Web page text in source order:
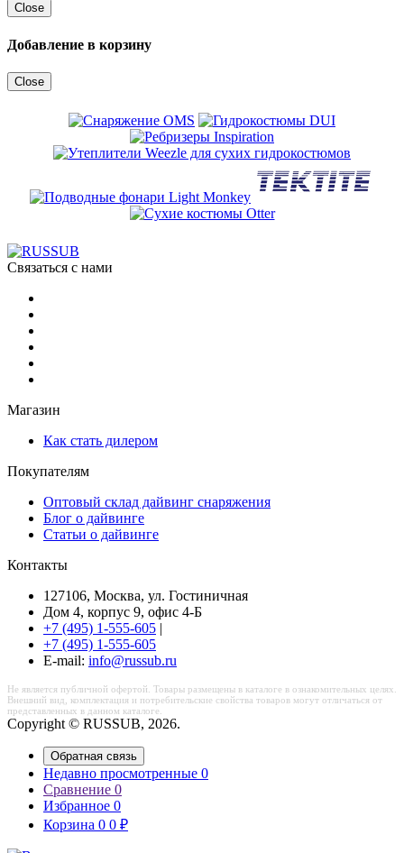
Close
Добавление в корзину
Close
Связаться с нами
Магазин
Как стать дилером
Покупателям
Оптовый склад дайвинг снаряжения
Блог о дайвинге
Статьи о дайвинге
Контакты
127106, Москва, ул. Гостиничная
Дом 4, корпус 9, офис 4-Б
+7 (495) 1-555-605 |
+7 (495) 1-555-605
Е-mail: info@russub.ru
Не является публичной офертой. Товары размещены в каталоге в ознакомительных целях.
Внешний вид, комплектация и потребительские свойства товаров могут отличаться от
представленных в данном каталоге.
Copyright © RUSSUB, 2026.
Обратная связь
Недавно просмотренные 0
Сравнение 0
Избранное 0
Корзина 0 0 ₽